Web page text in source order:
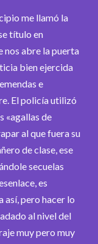
me llamó la
título en
nos abre la puerta
bien ejercida
e
El policía utilizó
«agallas de
al que fuera su
de clase, ese
secuelas
es
así, pero hacer lo
al nivel del
muy pero muy